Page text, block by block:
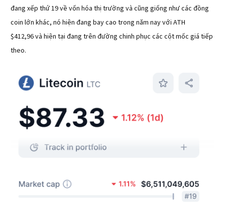
đang xếp thứ 19 về vốn hóa thị trường và cũng giống như các đồng
coin lớn khác, nó hiện đang bay cao trong năm nay với ATH
$412,96 và hiện tại đang trên đường chinh phục các cột mốc giá tiếp
theo.